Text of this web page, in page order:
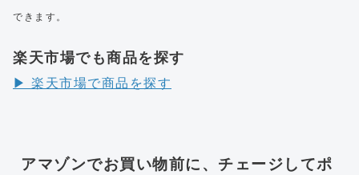
できます。
楽天市場でも商品を探す
▶︎ 楽天市場で商品を探す
アマゾンでお買い物前に、チェージしてポ